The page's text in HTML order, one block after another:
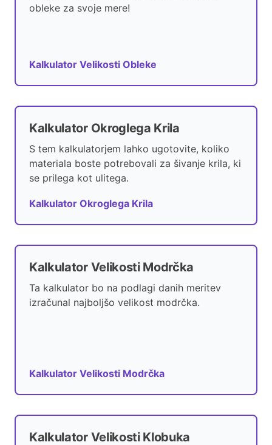
obleke za svoje mere!
Kalkulator Velikosti Obleke
Kalkulator Okroglega Krila
S tem kalkulatorjem lahko ugotovite, koliko
materiala boste potrebovali za šivanje krila, ki
se prilega kot ulitega.
Kalkulator Okroglega Krila
Kalkulator Velikosti Modrčka
Ta kalkulator bo na podlagi danih meritev
izračunal najboljšo velikost modrčka.
Kalkulator Velikosti Modrčka
Kalkulator Velikosti Klobuka